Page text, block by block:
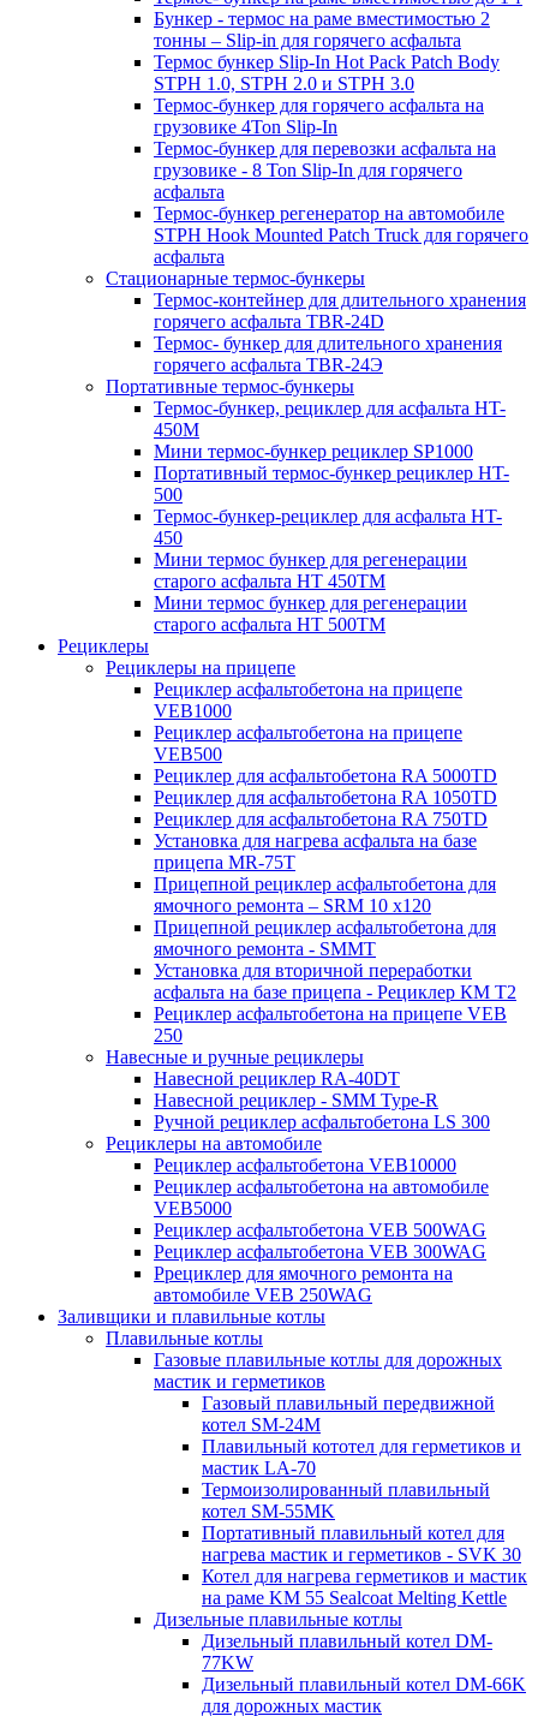
Бункер - термос на раме вместимостью 2
тонны – Slip-in для горячего асфальта
Термос бункер Slip-In Hot Pack Patch Body
STPH 1.0, STPH 2.0 и STPH 3.0
Термос-бункер для горячего асфальта на
грузовике 4Ton Slip-In
Термос-бункер для перевозки асфальта на
грузовике - 8 Ton Slip-In для горячего
асфальта
Термос-бункер регенератор на автомобиле
STPH Hook Mounted Patch Truck для горячего
асфальта
Стационарные термос-бункеры
Термос-контейнер для длительного хранения
горячего асфальта TBR-24D
Термос- бункер для длительного хранения
горячего асфальта TBR-24Э
Портативные термос-бункеры
Термос-бункер, рециклер для асфальта HT-
450M
Мини термос-бункер рециклер SP1000
Портативный термос-бункер рециклер HT-
500
Термос-бункер-рециклер для асфальта HT-
450
Мини термос бункер для регенерации
старого асфальта НТ 450ТМ
Мини термос бункер для регенерации
старого асфальта НТ 500ТМ
Рециклеры
Рециклеры на прицепе
Рециклер асфальтобетона на прицепе
VEB1000
Рециклер асфальтобетона на прицепе
VEB500
Рециклер для асфальтобетона RA 5000TD
Рециклер для асфальтобетона RA 1050TD
Рециклер для асфальтобетона RA 750TD
Установка для нагрева асфальта на базе
прицепа MR-75T
Прицепной рециклер асфальтобетона для
ямочного ремонта – SRM 10 x120
Прицепной рециклер асфальтобетона для
ямочного ремонта - SMMT
Установка для вторичной переработки
асфальта на базе прицепа - Рециклер КМ T2
Рециклер асфальтобетона на прицепе VEB
250
Навесные и ручные рециклеры
Навесной рециклер RA-40DT
Навесной рециклер - SMM Type-R
Ручной рециклер асфальтобетона LS 300
Рециклеры на автомобиле
Рециклер асфальтобетона VEB10000
Рециклер асфальтобетона на автомобиле
VEB5000
Рециклер асфальтобетона VEB 500WAG
Рециклер асфальтобетона VEB 300WAG
Ррециклер для ямочного ремонта на
автомобиле VEB 250WAG
Заливщики и плавильные котлы
Плавильные котлы
Газовые плавильные котлы для дорожных
мастик и герметиков
Газовый плавильный передвижной
котел SM-24M
Плавильный кототел для герметиков и
мастик LA-70
Термоизолированный плавильный
котел SM-55MK
Портативный плавильный котел для
нагрева мастик и герметиков - SVK 30
Котел для нагрева герметиков и мастик
на раме KM 55 Sealcoat Melting Kettle
Дизельные плавильные котлы
Дизельный плавильный котел DM-
77KW
Дизельный плавильный котел DM-66K
для дорожных мастик